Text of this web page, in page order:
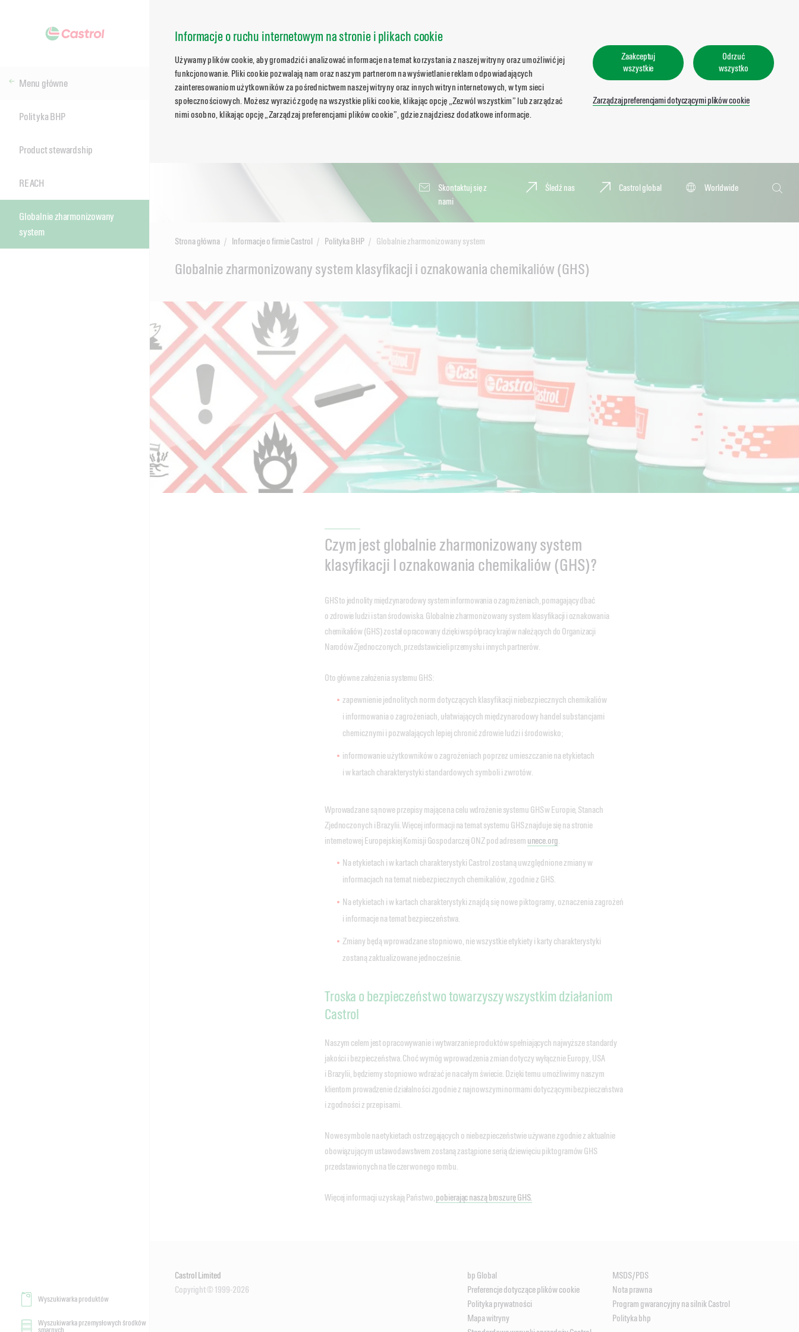
Informacje o ruchu internetowym na stronie i plikach cookie
Używamy plików cookie, aby gromadzić i analizować informacje na temat korzystania z naszej witryny oraz umożliwić jej
funkcjonowanie. Pliki cookie pozwalają nam oraz naszym partnerom na wyświetlanie reklam odpowiadających
zainteresowaniom użytkowników za pośrednictwem naszej witryny oraz innych witryn internetowych, w tym sieci
społecznościowych. Możesz wyrazić zgodę na wszystkie pliki cookie, klikając opcję „Zezwól wszystkim” lub zarządzać
nimi osobno, klikając opcję „Zarządzaj preferencjami plików cookie”, gdzie znajdziesz dodatkowe informacje.
Zaakceptuj
wszystkie
Odrzuć
wszystko
Zarządzaj preferencjami dotyczącymi plików cookie
Skontaktuj się z
nami
Śledź nas Castrol global
Worldwide
Wyszukaj
Menu główne
Polityka BHP
Product stewardship
REACH
Globalnie zharmonizowany
system
Wyszukiwarka produktów
Wyszukiwarka przemysłowych środków
smarnych
Strona główna Informacje o firmie Castrol Polityka BHP Globalnie zharmonizowany system
Globalnie zharmonizowany system klasyfikacji i oznakowania chemikaliów (GHS)
Czym jest globalnie zharmonizowany system
klasyfikacji I oznakowania chemikaliów (GHS)?
GHS to jednolity międzynarodowy system informowania o zagrożeniach, pomagający dbać
o zdrowie ludzi i stan środowiska. Globalnie zharmonizowany system klasyfikacji i oznakowania
chemikaliów (GHS) został opracowany dzięki współpracy krajów należących do Organizacji
Narodów Zjednoczonych, przedstawicieli przemysłu i innych partnerów.
Oto główne założenia systemu GHS:
zapewnienie jednolitych norm dotyczących klasyfikacji niebezpiecznych chemikaliów
i informowania o zagrożeniach, ułatwiających międzynarodowy handel substancjami
chemicznymi i pozwalających lepiej chronić zdrowie ludzi i środowisko;
informowanie użytkowników o zagrożeniach poprzez umieszczanie na etykietach
i w kartach charakterystyki standardowych symboli i zwrotów.
Wprowadzane są nowe przepisy mające na celu wdrożenie systemu GHS w Europie, Stanach
Zjednoczonych i Brazylii. Więcej informacji na temat systemu GHS znajduje się na stronie
internetowej Europejskiej Komisji Gospodarczej ONZ pod adresem unece.org
Na etykietach i w kartach charakterystyki Castrol zostaną uwzględnione zmiany w
informacjach na temat niebezpiecznych chemikaliów, zgodnie z GHS.
Na etykietach i w kartach charakterystyki znajdą się nowe piktogramy, oznaczenia zagrożeń
i informacje na temat bezpieczeństwa.
Zmiany będą wprowadzane stopniowo, nie wszystkie etykiety i karty charakterystyki
zostaną zaktualizowane jednocześnie.
Troska o bezpieczeństwo towarzyszy wszystkim działaniom
Castrol
Naszym celem jest opracowywanie i wytwarzanie produktów spełniających najwyższe standardy
jakości i bezpieczeństwa. Choć wymóg wprowadzenia zmian dotyczy wyłącznie Europy, USA
i Brazylii, będziemy stopniowo wdrażać je na całym świecie. Dzięki temu umożliwimy naszym
klientom prowadzenie działalności zgodnie z najnowszymi normami dotyczącymi bezpieczeństwa
i zgodności z przepisami.
Nowe symbole na etykietach ostrzegających o niebezpieczeństwie używane zgodnie z aktualnie
obowiązującym ustawodawstwem zostaną zastąpione serią dziewięciu piktogramów GHS
przedstawionych na tle czerwonego rombu.
Więcej informacji uzyskają Państwo, pobierając naszą broszurę GHS.
Castrol Limited
Copyright © 1999-2026
bp Global
MSDS/PDS
Preferencje dotyczące plików cookie
Nota prawna
Polityka prywatności
Program gwarancyjny na silnik Castrol
Mapa witryny
Polityka bhp